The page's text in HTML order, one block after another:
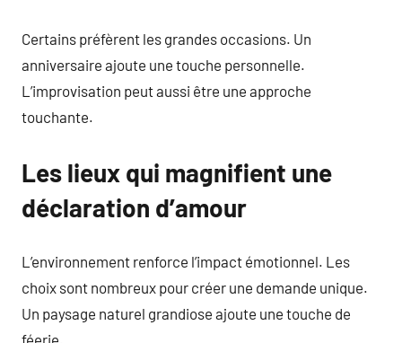
Certains préfèrent les grandes occasions. Un
anniversaire ajoute une touche personnelle.
L’improvisation peut aussi être une approche
touchante.
Les lieux qui magnifient une
déclaration d’amour
L’environnement renforce l’impact émotionnel. Les
choix sont nombreux pour créer une demande unique.
Un paysage naturel grandiose ajoute une touche de
féerie.